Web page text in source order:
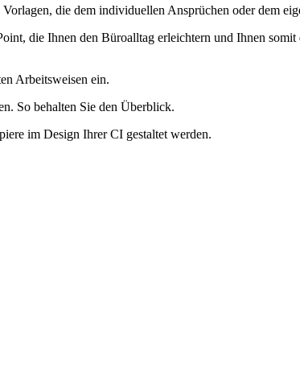
die dem individuellen Ansprüchen oder dem
die Ihnen den Büroalltag erleichtern und Ihnen
Arbeitsweisen ein.
So behalten Sie den Überblick.
im Design Ihrer CI gestaltet werden.